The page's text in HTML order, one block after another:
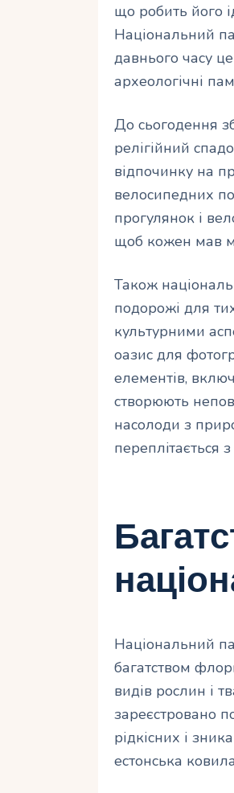
що робить його
Національний
давнього часу
археологічні
До сьогодення
релігійний
відпочинку на
велосипедних
прогулянок і
щоб кожен мав
Також
подорожі для
культурними
оазис для
елементів,
створюють
насолоди з
переплiтається
Національний
багатством
видів рослин і
зареєстровано
рідкісних і
естонська